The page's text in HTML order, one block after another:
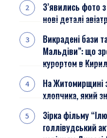
З’явились фото
нові деталі
Викрадені бази
Мальдіви”: що
курортом в
На Житомирщині
хлопчика, який
Зірка фільму
голлівудський